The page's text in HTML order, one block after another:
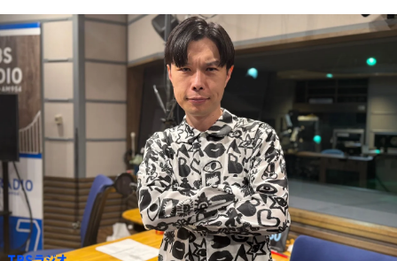
トピックス
TBS Podcast
お知らせ
イベント・グッズ
YouTube
会社情報